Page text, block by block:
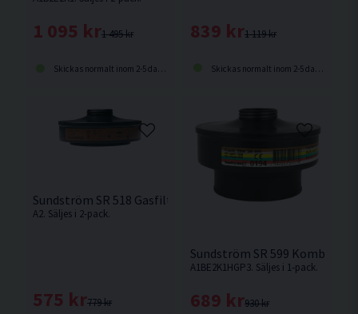
1 495 kr
1 095 kr
Skickas normalt inom 2-5 dagar
1 119 kr
839 kr
Skickas normalt inom 2-5 dagar
Sundström SR 518 Gasfilter till SR 500
A2. Säljes i 2-pack.
779 kr
575 kr
Sundström SR 599
A1BE2K1HGP3. Säljes i 1-pack.
930 kr
689 kr